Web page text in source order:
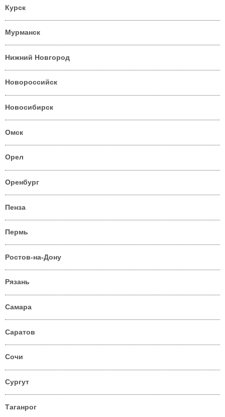
Курск
Мурманск
Нижний Новгород
Новороссийск
Новосибирск
Омск
Орел
Оренбург
Пенза
Пермь
Ростов-на-Дону
Рязань
Самара
Саратов
Сочи
Сургут
Таганрог